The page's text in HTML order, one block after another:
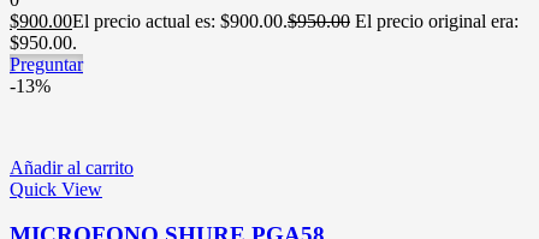
$900.00El precio actual es: $900.00.$950.00 El precio original era:
$950.00.
Preguntar
-13%
Añadir al carrito
Quick View